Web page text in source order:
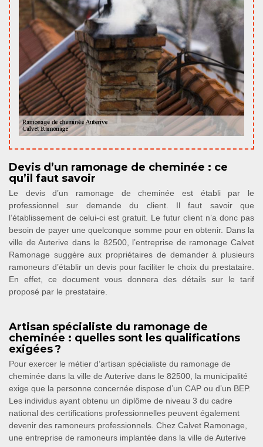
Devis d’un ramonage de cheminée : ce
qu’il faut savoir
Le devis d’un ramonage de cheminée est établi par le
professionnel sur demande du client. Il faut savoir que
l’établissement de celui-ci est gratuit. Le futur client n’a donc pas
besoin de payer une quelconque somme pour en obtenir. Dans la
ville de Auterive dans le 82500, l’entreprise de ramonage Calvet
Ramonage suggère aux propriétaires de demander à plusieurs
ramoneurs d’établir un devis pour faciliter le choix du prestataire.
En effet, ce document vous donnera des détails sur le tarif
proposé par le prestataire.
Artisan spécialiste du ramonage de
cheminée : quelles sont les qualifications
exigées ?
Pour exercer le métier d’artisan spécialiste du ramonage de
cheminée dans la ville de Auterive dans le 82500, la municipalité
exige que la personne concernée dispose d’un CAP ou d’un BEP.
Les individus ayant obtenu un diplôme de niveau 3 du cadre
national des certifications professionnelles peuvent également
devenir des ramoneurs professionnels. Chez Calvet Ramonage,
une entreprise de ramoneurs implantée dans la ville de Auterive